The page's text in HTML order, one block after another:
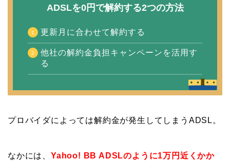
ADSLを0円で解約する2つの方法
更新月に合わせて解約する
他社の解約金負担キャンペーンを活用す
る
プロバイダによっては解約金が発生してしまうADSL。
なかには、 Yahoo! BB ADSLのように1万円近くかか